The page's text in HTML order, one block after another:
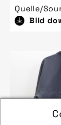
Quelle/
Bild